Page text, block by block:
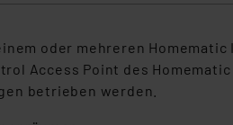
oder mehreren
Access Point des
betrieben werden.